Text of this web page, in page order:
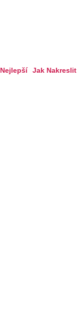
Nejlepší Jak Nakreslit